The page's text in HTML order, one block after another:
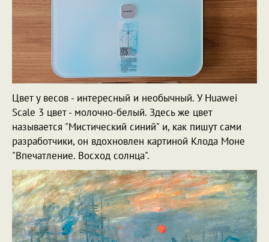
Цвет у весов - интересный и необычный. У Huawei
Scale 3 цвет - молочно-белый. Здесь же цвет
называется "Мистический синий" и, как пишут сами
разработчики, он вдохновлен картиной Клода Моне
"Впечатление. Восход солнца".